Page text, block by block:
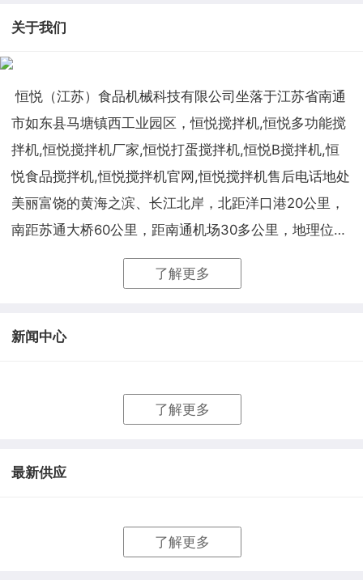
关于我们
恒悦（江苏）食品机械科技有限公司坐落于江苏省南通
市如东县马塘镇西工业园区，恒悦搅拌机,恒悦多功能搅
拌机,恒悦搅拌机厂家,恒悦打蛋搅拌机,恒悦B搅拌机,恒
悦食品搅拌机,恒悦搅拌机官网,恒悦搅拌机售后电话地处
美丽富饶的黄海之滨、长江北岸，北距洋口港20公里，
南距苏通大桥60公里，距南通机场30多公里，地理位…
了解更多
新闻中心
了解更多
最新供应
了解更多